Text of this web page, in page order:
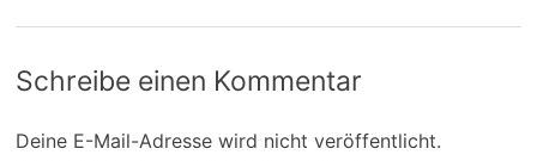
Schreibe einen Kommentar
Deine E-Mail-Adresse wird nicht veröffentlicht.